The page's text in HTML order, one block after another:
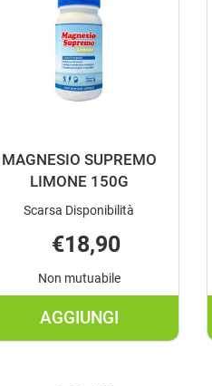
MAGNESIO SUPREMO
LIMONE 150G
Scarsa Disponibilità
€18,90
Non mutuabile
AGGIUNGI
AGGIUNGI